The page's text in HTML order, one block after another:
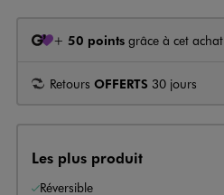
+ 50 points grâce à cet achat
Retours OFFERTS 30 jours
Les plus produit
Réversible